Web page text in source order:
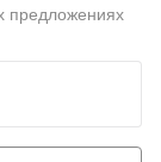
предложениях
недели